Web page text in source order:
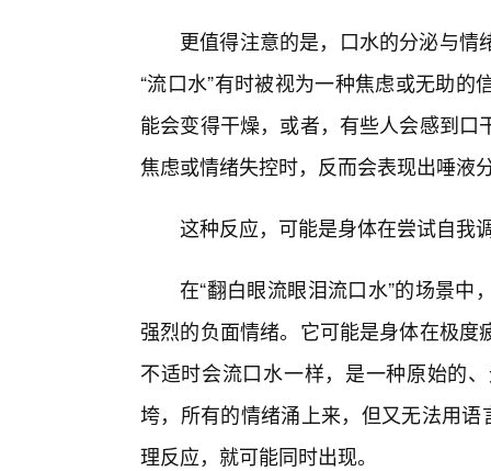
更值得注意的是，口水的分泌与
“流口水”有时被视为一种焦虑或无助
能会变得干燥，或者，有些人会感到
焦虑或情绪失控时，反而会表现出唾液
这种反应，可能是身体在尝试自我
在“翻白眼流眼泪流口水”的场景
强烈的负面情绪。它可能是身体在极
不适时会流口水一样，是一种原始的
垮，所有的情绪涌上来，但又无法用
理反应，就可能同时出现。